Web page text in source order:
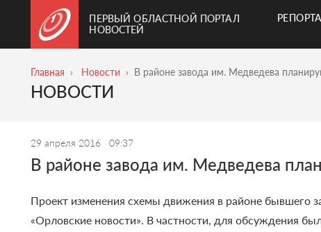
ПЕРВЫЙ ОБЛАСТНОЙ ПОРТАЛ
НОВОСТЕЙ
Главная Новости В районе завода им. Медведева
НОВОСТИ
29 апреля 2016 09:37
В районе завода им. Медведева
Проект изменения схемы движения в районе бывшего
«Орловские новости». В частности, для обсуждения